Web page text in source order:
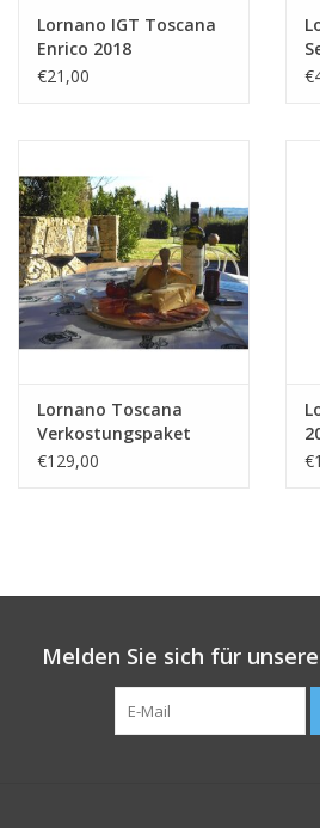
Lornano IGT Toscana
Enrico 2018
€21,00
Lornano Toscana
Verkostungspaket
€129,00
Melden Sie sich für